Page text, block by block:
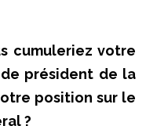
cumuleriez votre
président de la
position sur le
?